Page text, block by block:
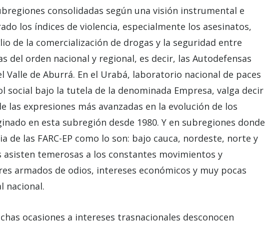
consolidadas según una visión instrumental e
los índices de violencia, especialmente los asesinatos,
de la comercialización de drogas y la seguridad entre
del orden nacional y regional, es decir, las Autodefensas
Valle de Aburrá. En el Urabá, laboratorio nacional de paces
bajo la tutela de la denominada Empresa, valga decir
las expresiones más avanzadas en la evolución de los
en esta subregión desde 1980. Y en subregiones donde
las FARC-EP como lo son: bajo cauca, nordeste, norte y
temerosas a los constantes movimientos y
armados de odios, intereses económicos y muy pocas
nacional.
ocasiones a intereses trasnacionales desconocen